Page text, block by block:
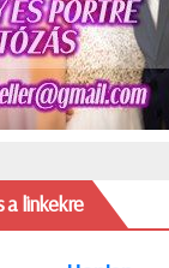
a linkekre